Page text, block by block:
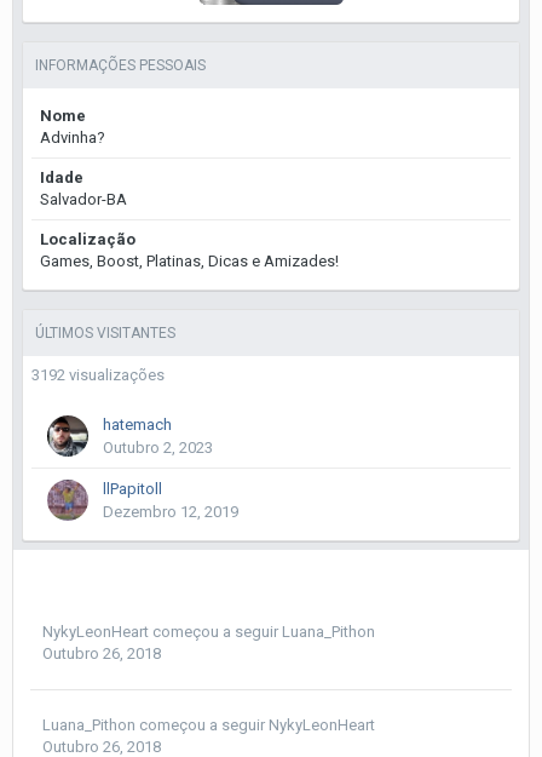
INFORMAÇÕES PESSOAIS
Nome
Advinha?
Idade
Salvador-BA
Localização
Games, Boost, Platinas, Dicas e Amizades!
ÚLTIMOS VISITANTES
3192 visualizações
hatemach
Outubro 2, 2023
llPapitoll
Dezembro 12, 2019
NykyLeonHeart começou a seguir Luana_Pithon
Outubro 26, 2018
Luana_Pithon começou a seguir NykyLeonHeart
Outubro 26, 2018